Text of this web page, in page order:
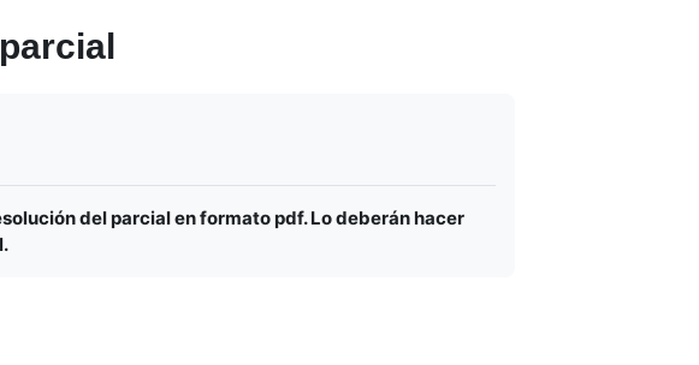
del parcial en formato pdf. Lo deberán hacer